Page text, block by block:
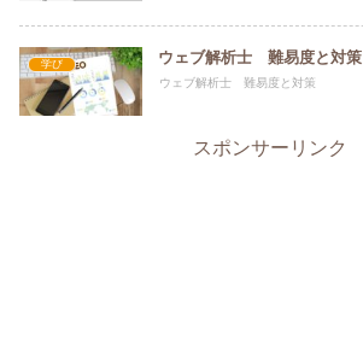
学び ウェブ解析士 難易度と対策
ウェブ解析士 難易度と対策
スポンサーリンク